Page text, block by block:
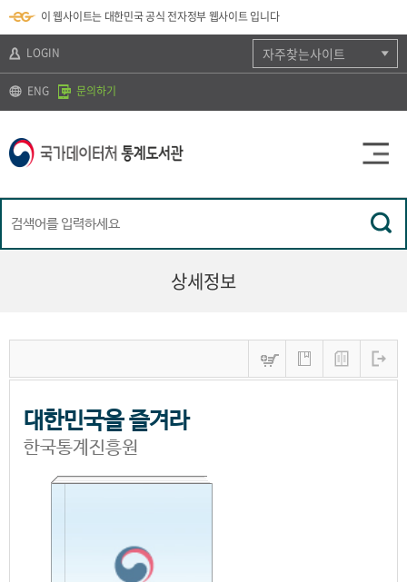
바
로
기
가
기
k
t
)
바
로
기
보
바
가
기
이 웹사이트는 대한민국 공식 전자정부 웹사이트 입니다
LOGIN
ENG 문의하기
자주찾는사이트
상세정보
대한민국을 즐겨라
한국통계진흥원